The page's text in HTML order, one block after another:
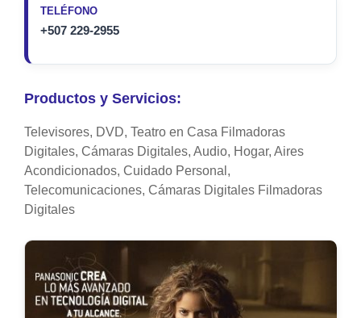
TELÉFONO
+507 229-2955
Productos y Servicios:
Televisores, DVD, Teatro en Casa Filmadoras
Digitales, Cámaras Digitales, Audio, Hogar, Aires
Acondicionados, Cuidado Personal,
Telecomunicaciones, Cámaras Digitales Filmadoras
Digitales